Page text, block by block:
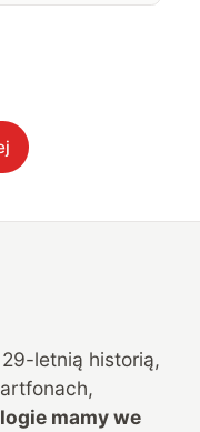
29-letnią historią,
mamy we